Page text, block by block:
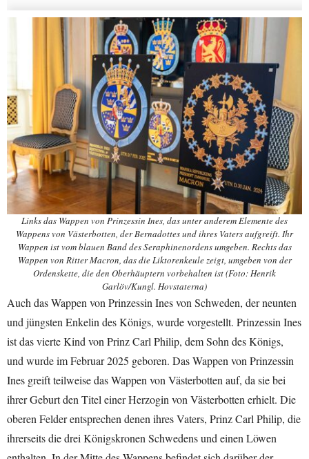
Links das Wappen von Prinzessin Ines, das unter anderem Elemente des
Wappens von Västerbotten, der Bernadottes und ihres Vaters aufgreift. Ihr
Wappen ist vom blauen Band des Seraphinenordens umgeben. Rechts das
Wappen von Ritter Macron, das die Liktorenkeule zeigt, umgeben von der
Ordenskette, die den Oberhäuptern vorbehalten ist (Foto: Henrik
Garlöv/Kungl. Hovstaterna)
Auch das Wappen von Prinzessin Ines von Schweden, der neunten
und jüngsten Enkelin des Königs, wurde vorgestellt. Prinzessin Ines
ist das vierte Kind von Prinz Carl Philip, dem Sohn des Königs,
und wurde im Februar 2025 geboren. Das Wappen von Prinzessin
Ines greift teilweise das Wappen von Västerbotten auf, da sie bei
ihrer Geburt den Titel einer Herzogin von Västerbotten erhielt. Die
oberen Felder entsprechen denen ihres Vaters, Prinz Carl Philip, die
ihrerseits die drei Königskronen Schwedens und einen Löwen